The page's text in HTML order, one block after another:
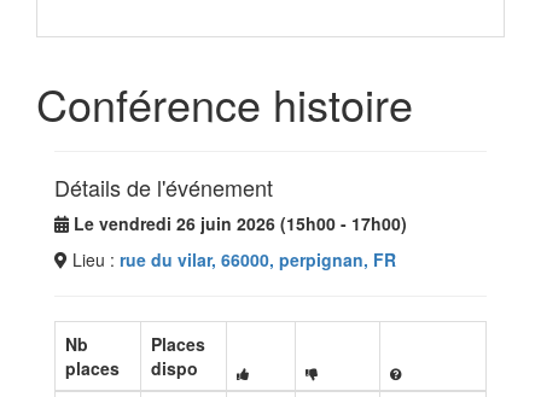
Conférence histoire
Détails de l'événement
Le vendredi 26 juin 2026 (15h00 - 17h00)
Lieu : rue du vilar, 66000, perpignan, FR
Nb
places
Places
dispo